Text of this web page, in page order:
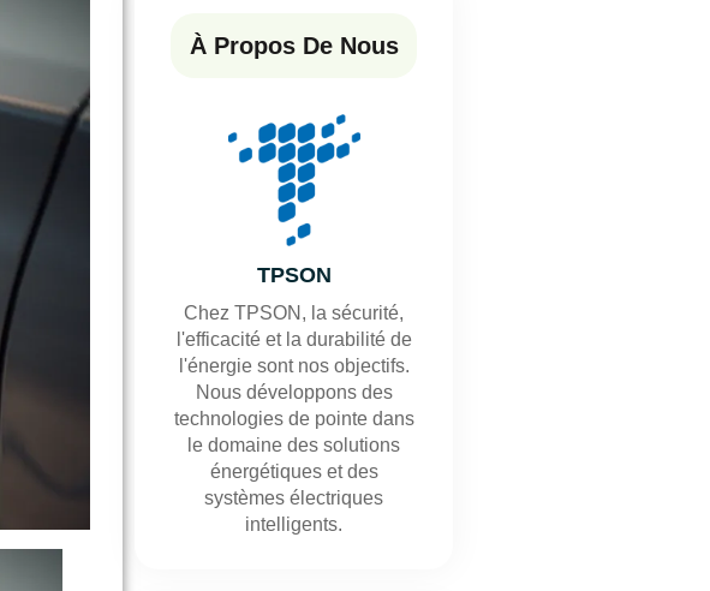
À Propos De Nous
TPSON
Chez TPSON, la sécurité,
l'efficacité et la durabilité de
l'énergie sont nos objectifs.
Nous développons des
technologies de pointe dans
le domaine des solutions
énergétiques et des
systèmes électriques
intelligents.